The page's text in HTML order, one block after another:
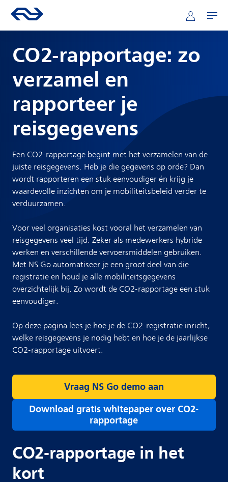
Direct naar hoofdinhoud
Hoofdnavigatie
Ga naar de homepage van ns.nl Mijn NS
Openen
CO2-rapportage: zo
verzamel en
rapporteer je
reisgegevens
Een CO2-rapportage begint met het verzamelen van de
juiste reisgegevens. Heb je die gegevens op orde? Dan
wordt rapporteren een stuk eenvoudiger én krijg je
waardevolle inzichten om je mobiliteitsbeleid verder te
verduurzamen.
Voor veel organisaties kost vooral het verzamelen van
reisgegevens veel tijd. Zeker als medewerkers hybride
werken en verschillende vervoersmiddelen gebruiken.
Met NS Go automatiseer je een groot deel van die
registratie en houd je alle mobiliteitsgegevens
overzichtelijk bij. Zo wordt de CO2-rapportage een stuk
eenvoudiger.
Op deze pagina lees je hoe je de CO2-registratie inricht,
welke reisgegevens je nodig hebt en hoe je de jaarlijkse
CO2-rapportage uitvoert.
Vraag NS Go demo aan
Download gratis whitepaper over CO2-
rapportage
CO2-rapportage in het
kort